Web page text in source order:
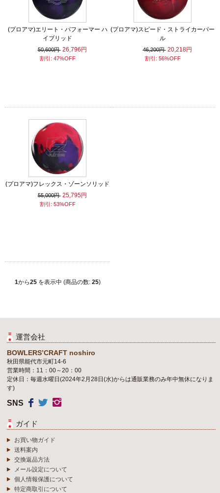
(プロアマ)エリート・パフォーマー ハ
イブリッド
50,600円 26,796円
割引: 47%OFF
(プロアマ)スピード・ストライカーパー
ル
46,200円 20,218円
割引: 56%OFF
(プロアマ)フレックス・ゾーンソリッド
55,000円 25,795円
割引: 53%OFF
1から25を表示中 (商品の数: 25)
運営会社
BOWLERS’CRAFT noshiro
秋田県能代市元町14-6
営業時間：11：00～20：00
定休日：毎週水曜日(2024年2月28日(水)からは通販業務のみ年中無休になりま
す)
SNS
ガイド
お買い物ガイド
送料案内
交換返品方法
メール設定について
個人情報保護について
特定商取引について